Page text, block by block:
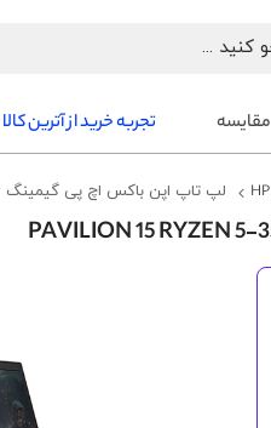
مقایسه تجربه خرید از آترین کالا
لپ تاپ اپن باکس اچ پی گیمینگ 15.6 اینچ Pavilion 15 Ryzen 5-3550H FHD